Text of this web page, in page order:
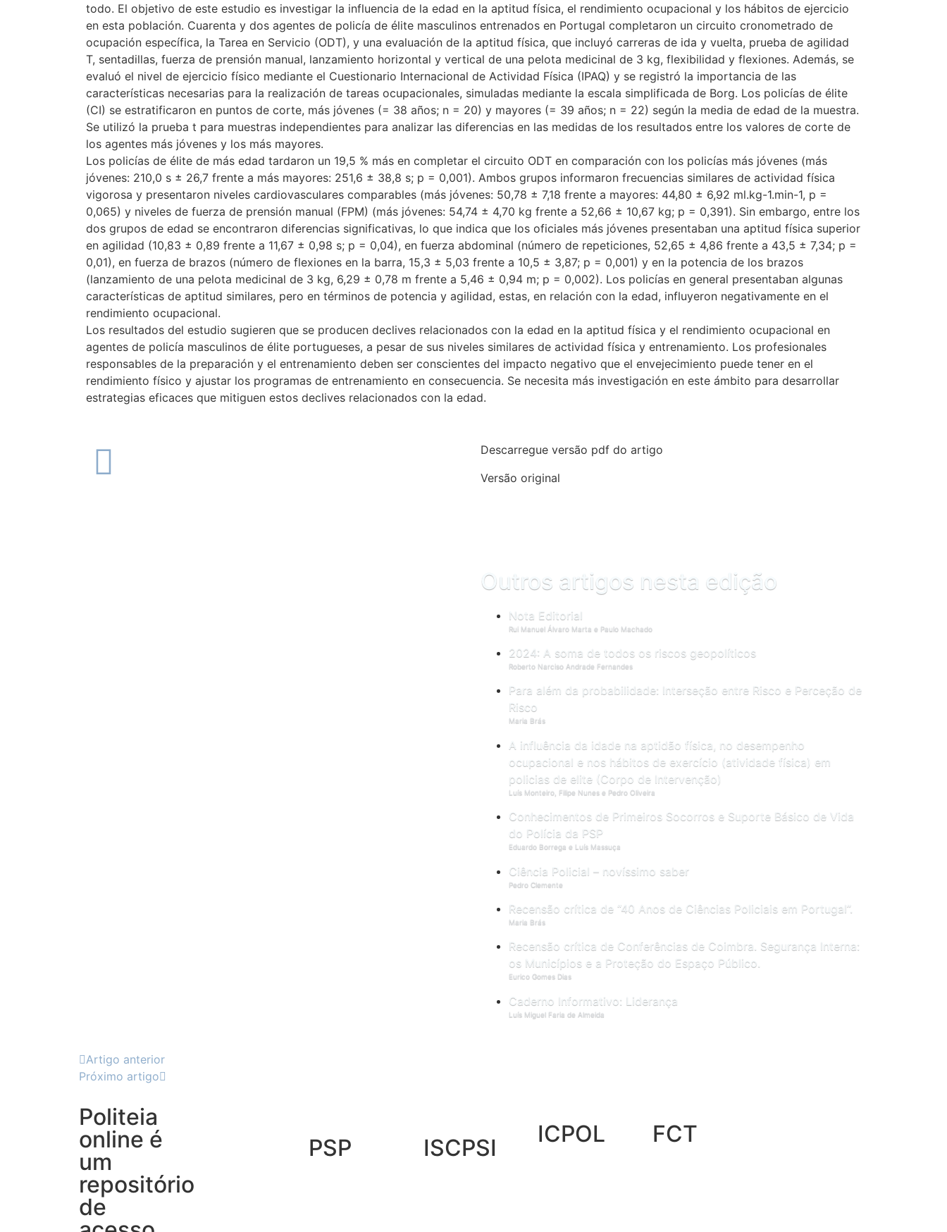
todo. El objetivo de este estudio es investigar la influencia de la edad en la aptitud física, el rendimiento ocupacional y los hábitos de ejercicio
en esta población. Cuarenta y dos agentes de policía de élite masculinos entrenados en Portugal completaron un circuito cronometrado de
ocupación específica, la Tarea en Servicio (ODT), y una evaluación de la aptitud física, que incluyó carreras de ida y vuelta, prueba de agilidad
T, sentadillas, fuerza de prensión manual, lanzamiento horizontal y vertical de una pelota medicinal de 3 kg, flexibilidad y flexiones. Además, se
evaluó el nivel de ejercicio físico mediante el Cuestionario Internacional de Actividad Física (IPAQ) y se registró la importancia de las
características necesarias para la realización de tareas ocupacionales, simuladas mediante la escala simplificada de Borg. Los policías de élite
(CI) se estratificaron en puntos de corte, más jóvenes (= 38 años; n = 20) y mayores (= 39 años; n = 22) según la media de edad de la muestra.
Se utilizó la prueba t para muestras independientes para analizar las diferencias en las medidas de los resultados entre los valores de corte de
los agentes más jóvenes y los más mayores.
Los policías de élite de más edad tardaron un 19,5 % más en completar el circuito ODT en comparación con los policías más jóvenes (más
jóvenes: 210,0 s ± 26,7 frente a más mayores: 251,6 ± 38,8 s; p = 0,001). Ambos grupos informaron frecuencias similares de actividad física
vigorosa y presentaron niveles cardiovasculares comparables (más jóvenes: 50,78 ± 7,18 frente a mayores: 44,80 ± 6,92 ml.kg-1.min-1, p =
0,065) y niveles de fuerza de prensión manual (FPM) (más jóvenes: 54,74 ± 4,70 kg frente a 52,66 ± 10,67 kg; p = 0,391). Sin embargo, entre los
dos grupos de edad se encontraron diferencias significativas, lo que indica que los oficiales más jóvenes presentaban una aptitud física superior
en agilidad (10,83 ± 0,89 frente a 11,67 ± 0,98 s; p = 0,04), en fuerza abdominal (número de repeticiones, 52,65 ± 4,86 frente a 43,5 ± 7,34; p =
0,01), en fuerza de brazos (número de flexiones en la barra, 15,3 ± 5,03 frente a 10,5 ± 3,87; p = 0,001) y en la potencia de los brazos
(lanzamiento de una pelota medicinal de 3 kg, 6,29 ± 0,78 m frente a 5,46 ± 0,94 m; p = 0,002). Los policías en general presentaban algunas
características de aptitud similares, pero en términos de potencia y agilidad, estas, en relación con la edad, influyeron negativamente en el
rendimiento ocupacional.
Los resultados del estudio sugieren que se producen declives relacionados con la edad en la aptitud física y el rendimiento ocupacional en
agentes de policía masculinos de élite portugueses, a pesar de sus niveles similares de actividad física y entrenamiento. Los profesionales
responsables de la preparación y el entrenamiento deben ser conscientes del impacto negativo que el envejecimiento puede tener en el
rendimiento físico y ajustar los programas de entrenamiento en consecuencia. Se necesita más investigación en este ámbito para desarrollar
estrategias eficaces que mitiguen estos declives relacionados con la edad.
Descarregue versão pdf do artigo
Versão original
Outros artigos nesta edição
Nota Editorial
Rui Manuel Álvaro Marta e Paulo Machado
2024: A soma de todos os riscos geopolíticos
Roberto Narciso Andrade Fernandes
Para além da probabilidade: Interseção entre Risco e Perceção de
Risco
Maria Brás
A influência da idade na aptidão física, no desempenho
ocupacional e nos hábitos de exercício (atividade física) em
policias de elite (Corpo de Intervenção)
Luís Monteiro, Filipe Nunes e Pedro Oliveira
Conhecimentos de Primeiros Socorros e Suporte Básico de Vida
do Polícia da PSP
Eduardo Borrega e Luís Massuça
Ciência Policial – novíssimo saber
Pedro Clemente
Recensão crítica de “40 Anos de Ciências Policiais em Portugal”.
Maria Brás
Recensão crítica de Conferências de Coimbra. Segurança Interna:
os Municípios e a Proteção do Espaço Público.
Eurico Gomes Dias
Caderno Informativo: Liderança
Luís Miguel Faria de Almeida
Artigo anterior
Próximo artigo
Politeia
online é
um
repositório
de
PSP ISCPSI
ICPOL FCT